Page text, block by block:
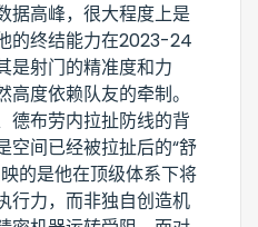
据高峰，很大程度上是
的终结能力在2023-24
是射门的精准度和力
度依赖队友的牵制。
德布劳内拉扯防线的背
空间已经被拉扯后的“舒
的是他在顶级体系下将
行力，而非独自创造机